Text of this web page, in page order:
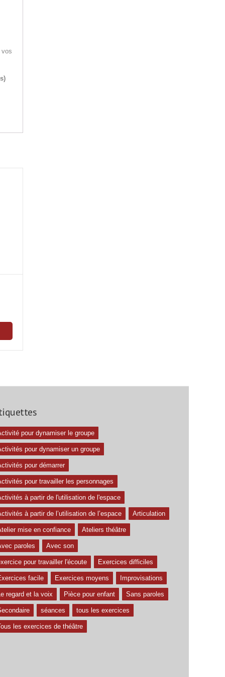
pour dynamiser le groupe
pour dynamiser un groupe
pour démarrer
pour travailler les personnages
à partir de l'utilisation de l'espace
à partir de l’utilisation de l’espace Articulation
mise en confiance Ateliers théâtre
paroles Avec son
pour travailler l'écoute Exercices difficiles
facile Exercices moyens Improvisations
regard et la voix Pièce pour enfant Sans paroles
séances tous les exercices
les exercices de théâtre